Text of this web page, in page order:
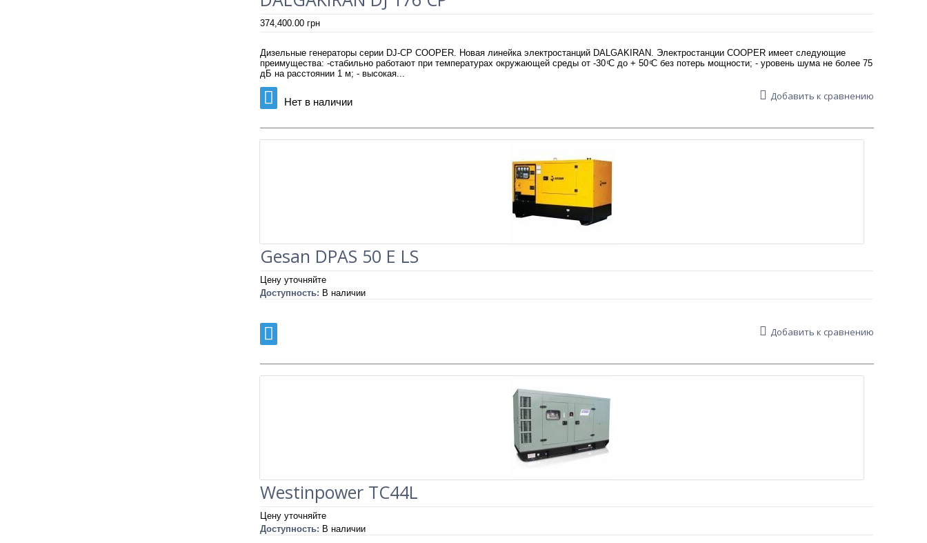
374,400.00 грн
Дизельные генераторы серии DJ-CP COOPER. Новая линейка электростанций DALGAKIRAN. Электростанции COOPER имеет следующие
преимущества: -стабильно работают при температурах окружающей среды от -30 ͦС до + 50 ͦС без потерь мощности; - уровень шума не более 75
дБ на расстоянии 1 м; - высокая...
Нет в наличии Добавить к сравнению
Gesan DPAS 50 E LS
Цену уточняйте
Доступность: В наличии
Добавить к сравнению
Westinpower TC44L
Цену уточняйте
Доступность: В наличии